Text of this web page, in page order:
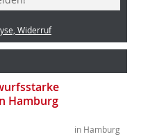
Widerruf
Hamburg
in Hamburg